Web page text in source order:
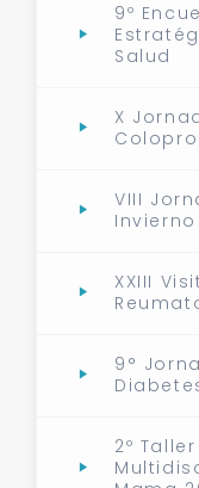
9º
Salud
X
VIII
Invierno
XXIII
9°
2º